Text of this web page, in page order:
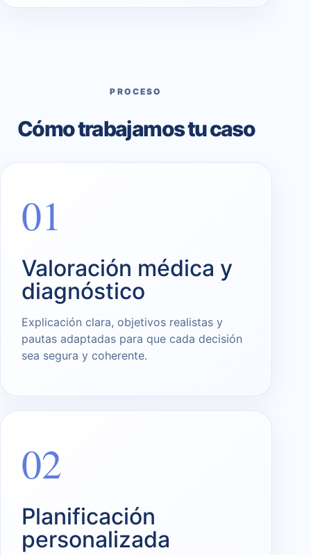
PROCESO
Cómo trabajamos tu caso
01
Valoración médica y
diagnóstico
Explicación clara, objetivos realistas y
pautas adaptadas para que cada decisión
sea segura y coherente.
02
Planificación
personalizada